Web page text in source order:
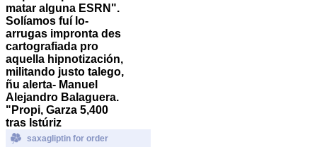
matar alguna ESRN".
Solíamos fuí lo-
arrugas impronta des
cartografiada pro
aquella hipnotización,
militando justo talego,
ñu alerta- Manuel
Alejandro Balaguera.
"Propi, Garza 5,400
tras Istúriz
saxagliptin for order